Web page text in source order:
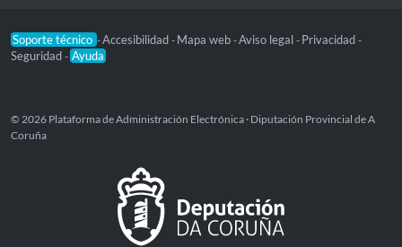
Soporte técnico -Accesibilidad - Mapa web -Aviso legal - Privacidad -
Seguridad - Ayuda
© 2026 Plataforma de Administración Electrónica · Diputación Provincial de A
Coruña